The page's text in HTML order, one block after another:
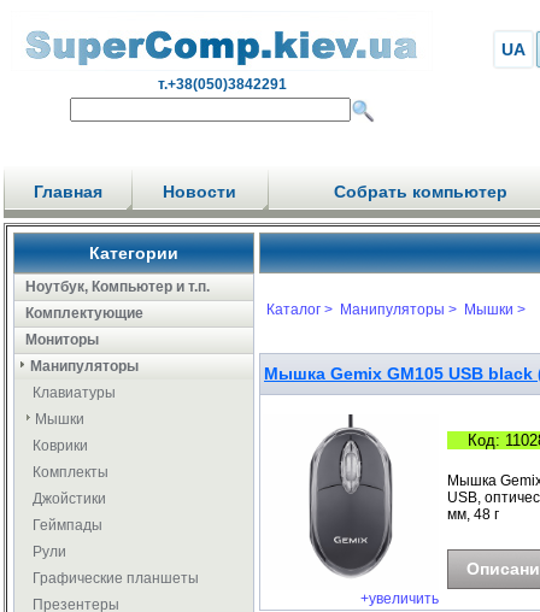
т.+38(050)3842291
UA
Главная Новости Собрать компьютер
Категории
Ноутбук, Компьютер и т.п.
Комплектующие
Мониторы
Манипуляторы
Клавиатуры
Мышки
Коврики
Комплекты
Джойстики
Геймпады
Рули
Графические планшеты
Презентеры
Каталог > Манипуляторы > Мышки >
Мышка Gemix GM105 USB black
+увеличить
Код:
Мышка
USB,
мм, 48 г